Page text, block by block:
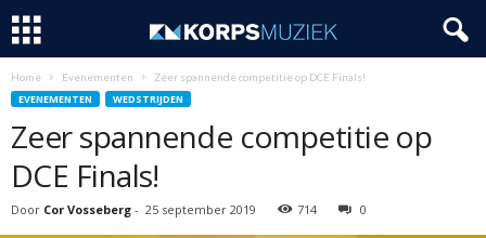
Home Evenementen Zeer spannende competitie op DCE Finals!
EVENEMENTEN WEDSTRIJDEN
Zeer spannende competitie op
DCE Finals!
Door Cor Vosseberg - 25 september 2019 714 0